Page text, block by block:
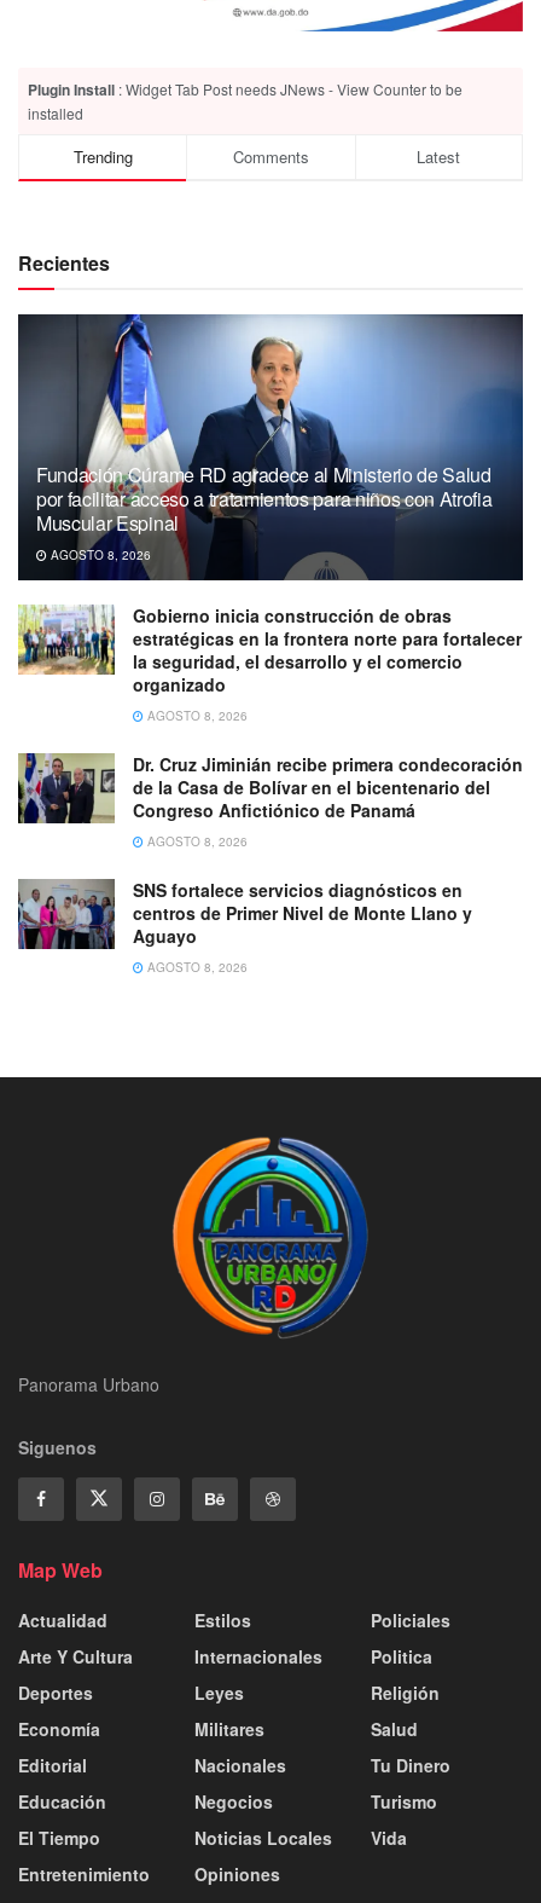
Plugin Install : Widget Tab Post needs JNews - View Counter to be
installed
Trending Comments Latest
Recientes
Fundación Cúrame RD agradece al Ministerio de Salud
por facilitar acceso a tratamientos para niños con Atrofia
Muscular Espinal
AGOSTO 8, 2026
Gobierno inicia construcción de obras
estratégicas en la frontera norte para fortalecer
la seguridad, el desarrollo y el comercio
organizado
AGOSTO 8, 2026
Dr. Cruz Jiminián recibe primera condecoración
de la Casa de Bolívar en el bicentenario del
Congreso Anfictiónico de Panamá
AGOSTO 8, 2026
SNS fortalece servicios diagnósticos en
centros de Primer Nivel de Monte Llano y
Aguayo
AGOSTO 8, 2026
Panorama Urbano
Siguenos
Map Web
Actualidad
Arte Y Cultura
Deportes
Economía
Editorial
Educación
El Tiempo
Entretenimiento
Estilos
Internacionales
Leyes
Militares
Nacionales
Negocios
Noticias Locales
Opiniones
Policiales
Politica
Religión
Salud
Tu Dinero
Turismo
Vida